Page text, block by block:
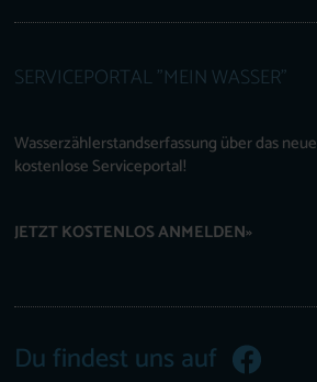
SERVICEPORTAL "MEIN WASSER"
Wasserzählerstandserfassung über das neue
kostenlose Serviceportal!
JETZT KOSTENLOS ANMELDEN»
Du findest uns auf